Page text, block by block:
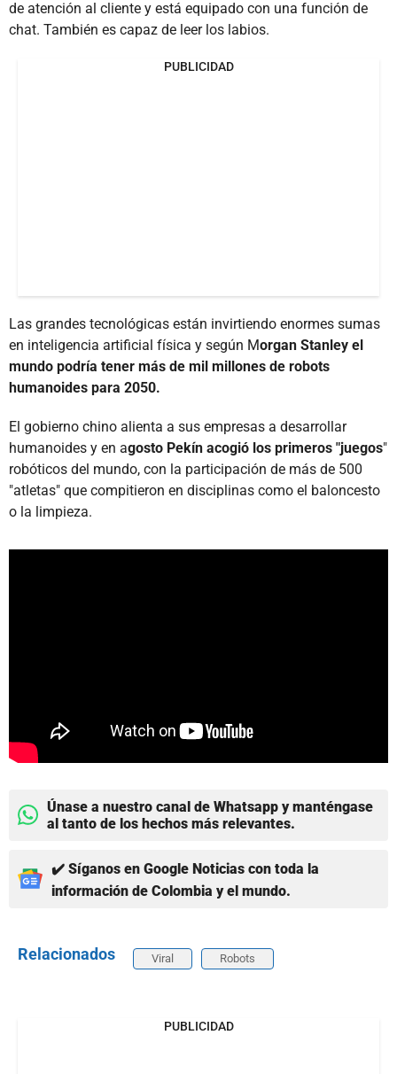
de atención al cliente y está equipado con una función de
chat. También es capaz de leer los labios.
PUBLICIDAD
Las grandes tecnológicas están invirtiendo enormes sumas
en inteligencia artificial física y según Morgan Stanley el
mundo podría tener más de mil millones de robots
humanoides para 2050.
El gobierno chino alienta a sus empresas a desarrollar
humanoides y en agosto Pekín acogió los primeros "juegos"
robóticos del mundo, con la participación de más de 500
"atletas" que compitieron en disciplinas como el baloncesto
o la limpieza.
Únase a nuestro canal de Whatsapp y manténgase
al tanto de los hechos más relevantes.
✔️ Síganos en Google Noticias con toda la
información de Colombia y el mundo.
Relacionados Viral Robots
PUBLICIDAD